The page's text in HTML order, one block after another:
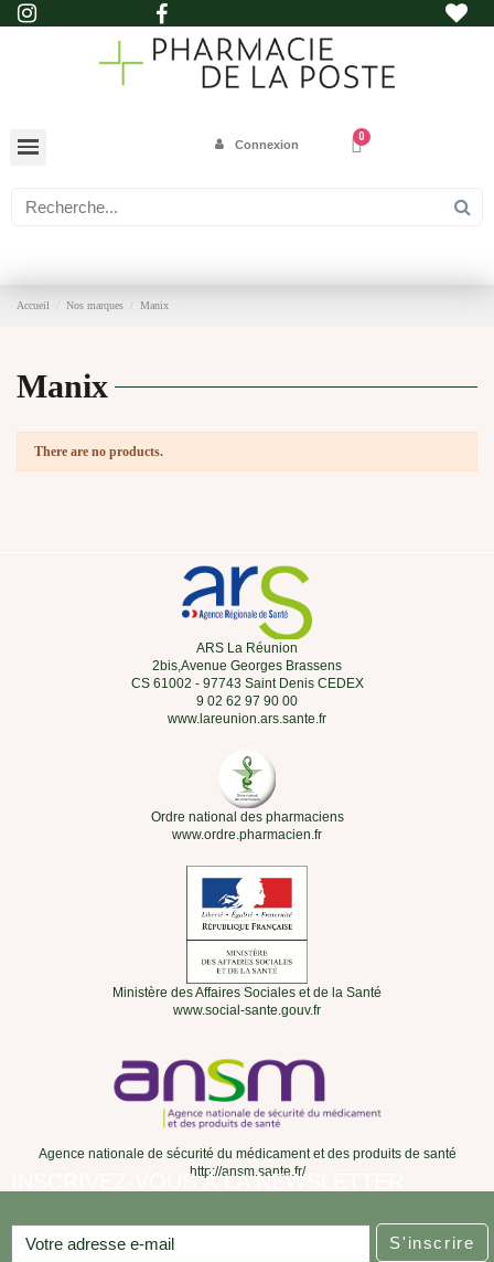
Connexion
Accueil Nos marques Manix
Manix
There are no products.
ARS La Réunion
2bis,Avenue Georges Brassens
CS 61002 - 97743 Saint Denis CEDEX
9 02 62 97 90 00
www.lareunion.ars.sante.fr
Ordre national des pharmaciens
www.ordre.pharmacien.fr
Ministère des Affaires Sociales et de la Santé
www.social-sante.gouv.fr
Agence nationale de sécurité du médicament et des produits de santé
http://ansm.sante.fr/
INSCRIVEZ-VOUS À LA NEWSLETTER
S'inscrire